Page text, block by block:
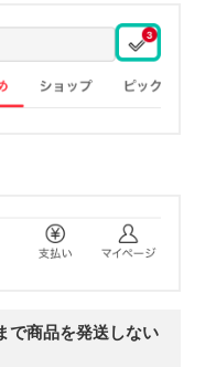
で商品を発送しない